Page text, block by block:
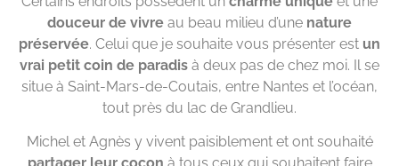
douceur de vivre au beau milieu d’une nature
préservée. Celui que je souhaite vous présenter est un
vrai petit coin de paradis à deux pas de chez moi. Il se
situe à Saint-Mars-de-Coutais, entre Nantes et l’océan,
tout près du lac de Grandlieu.
Michel et Agnès y vivent paisiblement et ont souhaité